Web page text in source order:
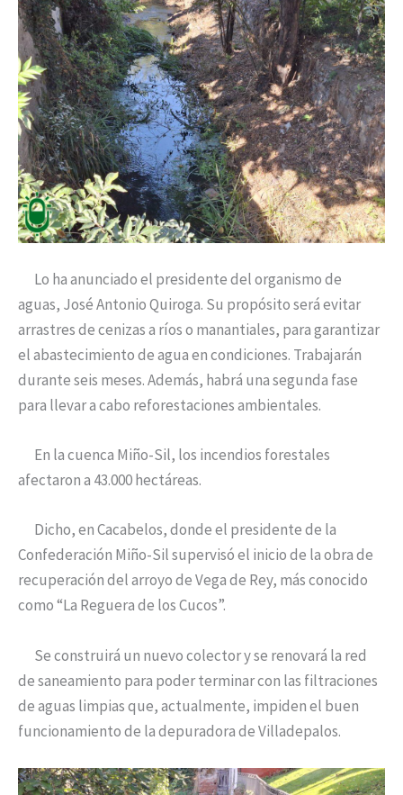
Lo ha anunciado el presidente del organismo de
aguas, José Antonio Quiroga. Su propósito será evitar
arrastres de cenizas a ríos o manantiales, para garantizar
el abastecimiento de agua en condiciones. Trabajarán
durante seis meses. Además, habrá una segunda fase
para llevar a cabo reforestaciones ambientales.
En la cuenca Miño-Sil, los incendios forestales
afectaron a 43.000 hectáreas.
Dicho, en Cacabelos, donde el presidente de la
Confederación Miño-Sil supervisó el inicio de la obra de
recuperación del arroyo de Vega de Rey, más conocido
como “La Reguera de los Cucos”.
Se construirá un nuevo colector y se renovará la red
de saneamiento para poder terminar con las filtraciones
de aguas limpias que, actualmente, impiden el buen
funcionamiento de la depuradora de Villadepalos.